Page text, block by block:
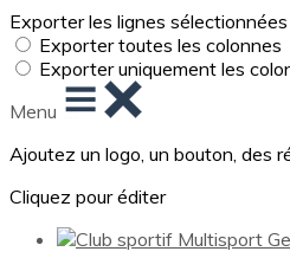
Exporter les lignes sélectionnées
Exporter toutes les colonnes
Exporter uniquement les
Menu
Ajoutez un logo, un bouton, des
Cliquez pour éditer